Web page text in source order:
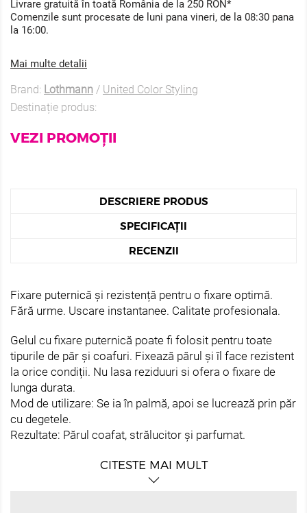
Livrare gratuită în toată România de la 250 RON*
Comenzile sunt procesate de luni pana vineri, de la 08:30 pana
la 16:00.
Mai multe detalii
Brand: Lothmann / United Color Styling
Destinație produs:
VEZI PROMOȚII
DESCRIERE PRODUS
SPECIFICAȚII
RECENZII
Fixare puternică și rezistență pentru o fixare optimă.
Fără urme. Uscare instantanee. Calitate profesionala.
Gelul cu fixare puternică poate fi folosit pentru toate
tipurile de păr și coafuri. Fixează părul și îl face rezistent
la orice condiții. Nu lasa reziduuri si ofera o fixare de
lunga durata.
Mod de utilizare: Se ia în palmă, apoi se lucrează prin păr
cu degetele.
Rezultate: Părul coafat, strălucitor și parfumat.
CITESTE MAI MULT